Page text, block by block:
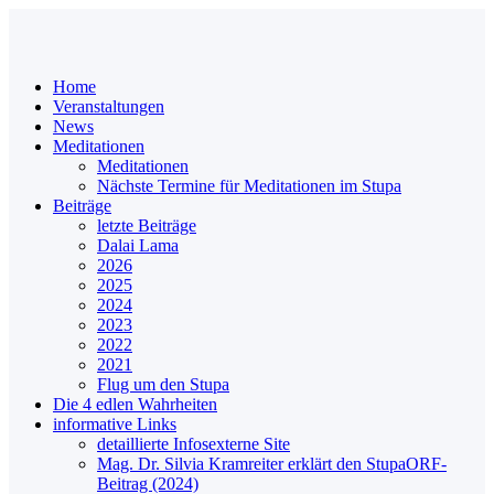
Home
Veranstaltungen
News
Meditationen
Meditationen
Nächste Termine für Meditationen im Stupa
Beiträge
letzte Beiträge
Dalai Lama
2026
2025
2024
2023
2022
2021
Flug um den Stupa
Die 4 edlen Wahrheiten
informative Links
detaillierte Infosexterne Site
Mag. Dr. Silvia Kramreiter erklärt den StupaORF-
Beitrag (2024)